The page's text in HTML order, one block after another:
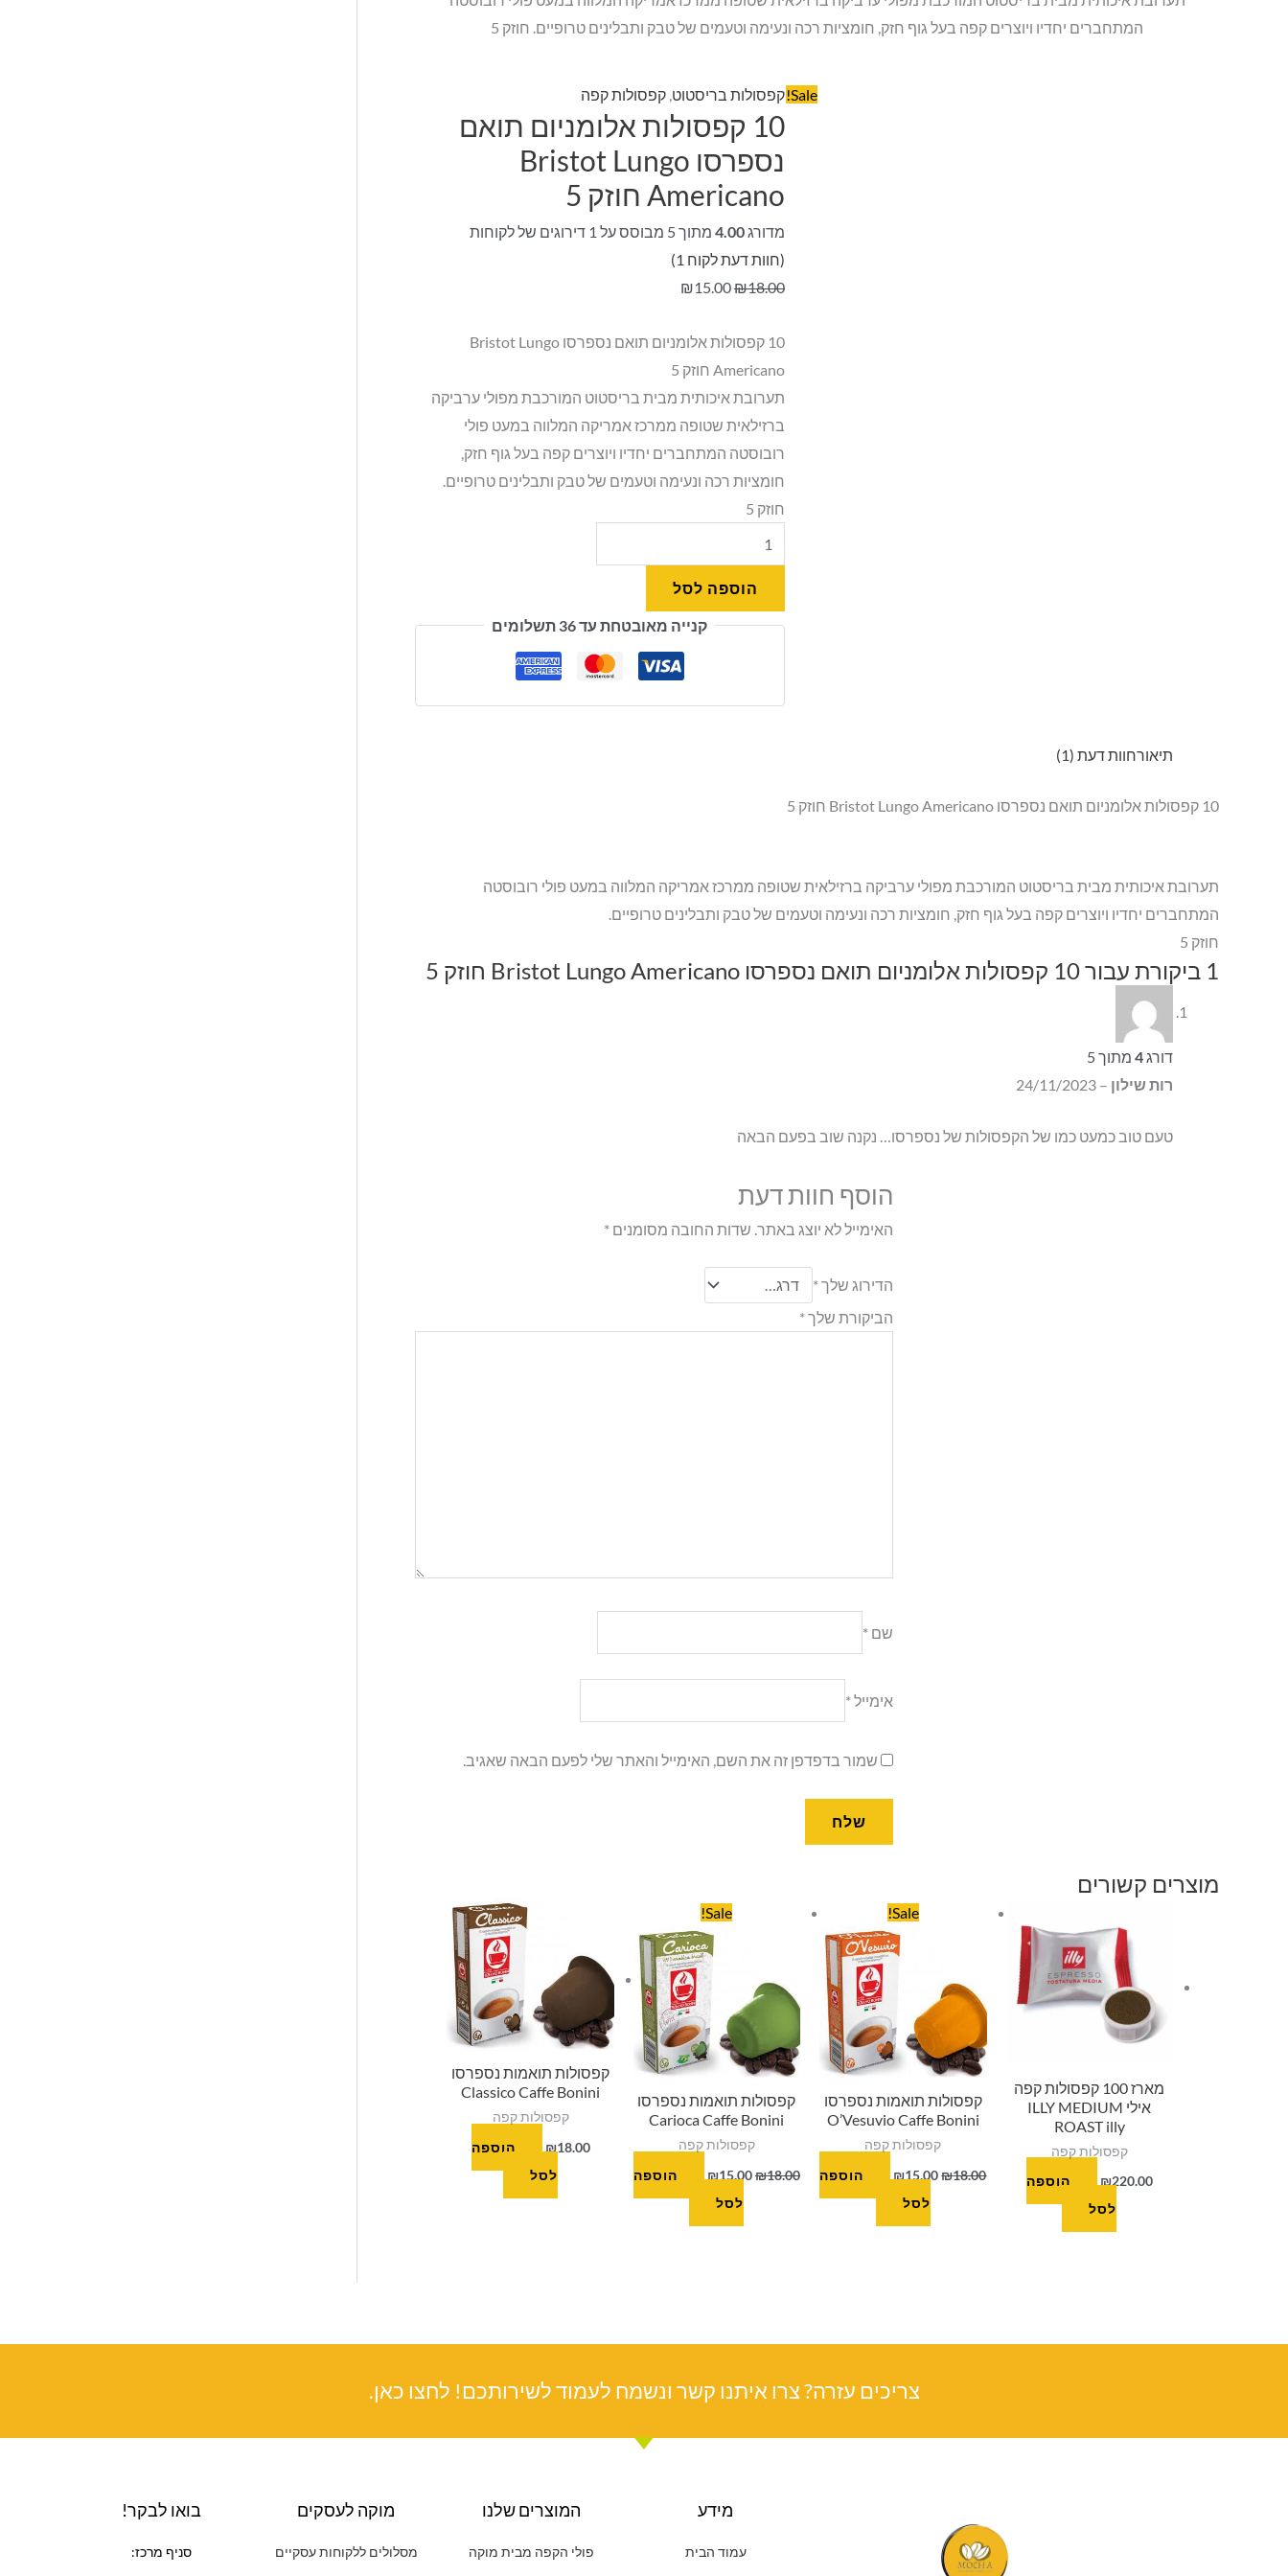
המתחברים יחדיו ויוצרים קפה בעל גוף חזק, חומציות רכה ונעימה וטעמים של טבק ותבלינים טרופיים. חוזק 5
Sale! קפסולות בריסטוט,קפסולות קפה
10 קפסולות אלומניום תואם
נספרסו Bristot Lungo
Americano חוזק 5
מדורג4.00 מתוך 5 מבוסס על 1 דירוגים של לקוחות
(חוות דעת לקוח 1
)
₪18.00
₪15.00
10 קפסולות אלומניום תואם נספרסו Bristot Lungo
Americano חוזק 5
תערובת איכותית מבית בריסטוט המורכבת מפולי ערביקה
ברזילאית שטופה ממרכז אמריקה המלווה במעט פולי
רובוסטה המתחברים יחדיו ויוצרים קפה בעל גוף חזק,
חומציות רכה ונעימה וטעמים של טבק ותבלינים טרופיים.
חוזק 5
הוספה לסל
קנייה מאובטחת עד 36 תשלומים
תיאורחוות דעת (1)
10 קפסולות אלומניום תואם נספרסו Bristot Lungo Americano חוזק 5
תערובת איכותית מבית בריסטוט המורכבת מפולי ערביקה ברזילאית שטופה ממרכז אמריקה המלווה במעט פולי רובוסטה
המתחברים יחדיו ויוצרים קפה בעל גוף חזק, חומציות רכה ונעימה וטעמים של טבק ותבלינים טרופיים.
חוזק 5
1 ביקורת עבור 10 קפסולות אלומניום תואם נספרסו Bristot Lungo Americano חוזק 5
דורג 4 מתוך 5
רות שילון –
24/11/2023
טעם טוב כמעט כמו של הקפסולות של נספרסו… נקנה שוב בפעם הבאה
הוסף חוות דעת
האימייל לא יוצג באתר. שדות החובה מסומנים *
הדירוג שלך*
הביקורת שלך*
שם *
אימייל*
שמור בדפדפן זה את השם, האימייל והאתר שלי לפעם הבאה שאגיב.
מוצרים קשורים
מארז 100 קפסולות קפה
אילי ILLY MEDIUM
ROAST illy
קפסולות קפה
₪220.00
הוספה
לסל
Sale!
קפסולות תואמות נספרסו
O’Vesuvio Caffe Bonini
קפסולות קפה
₪18.00
המחיר
המקורי
₪18.00.
₪15.00
המחיר
הנוכחי
הוא:
₪15.00.
הוספה
לסל
Sale!
קפסולות תואמות נספרסו
Carioca Caffe Bonini
קפסולות קפה
₪18.00
המחיר
המקורי
₪18.00.
₪15.00
המחיר
הנוכחי
הוא:
₪15.00.
הוספה
לסל
קפסולות תואמות נספרסו
Classico Caffe Bonini
קפסולות קפה
₪18.00
הוספה
לסל
צריכים עזרה? צרו איתנו קשר ונשמח לעמוד לשירותכם! לחצו כאן.
מידע
עמוד הבית
המוצרים שלנו
פולי הקפה מבית מוקה
מוקה לעסקים
מסלולים ללקוחות עסקיים
בואו לבקר!
סניף מרכז: